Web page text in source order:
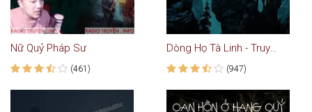
Nữ Quỷ Pháp Sư
(461)
Dòng Họ Tà Linh - Truyện Ma
(947)